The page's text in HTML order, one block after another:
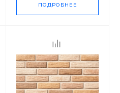
ПОДРОБНЕЕ